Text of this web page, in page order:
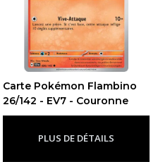
Carte Pokémon Flambino
26/142 - EV7 - Couronne
Stellaire-Ev7 - Couronne Stellaire
PLUS DE DÉTAILS